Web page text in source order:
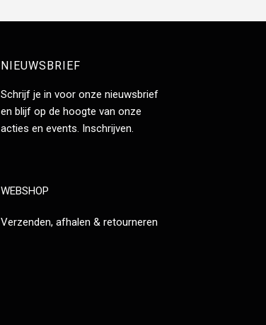
NIEUWSBRIEF
Schrijf je in voor onze nieuwsbrief
en blijf op de hoogte van onze
acties en events. Inschrijven.
WEBSHOP
Verzenden, afhalen & retourneren